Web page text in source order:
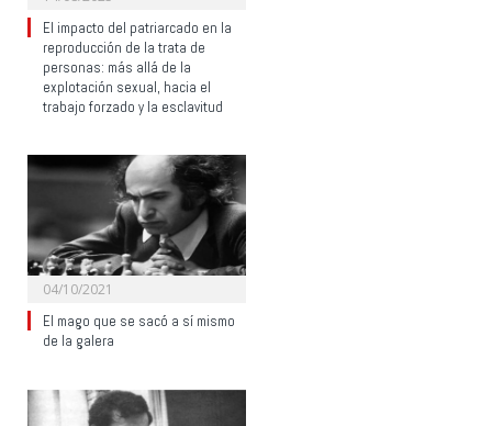
El impacto del patriarcado en la
reproducción de la trata de
personas: más allá de la
explotación sexual, hacia el
trabajo forzado y la esclavitud
04/10/2021
El mago que se sacó a sí mismo
de la galera